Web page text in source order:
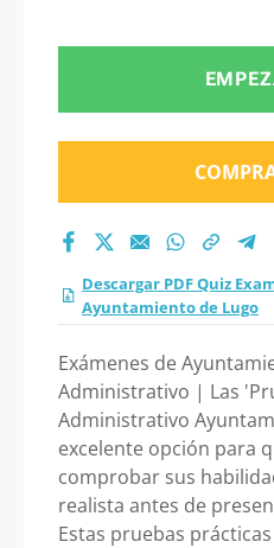
Lugo
Descargar PDF Quiz
Ayuntamiento de Lugo
Exámenes de
Administrativo | Las
Administrativo
excelente opción para
comprobar sus
realista antes de
Estas pruebas